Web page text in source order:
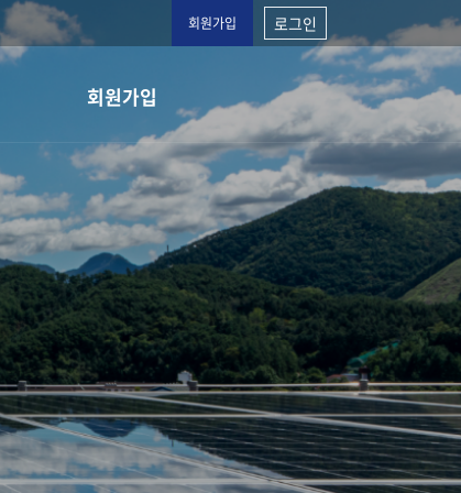
회원가입 로그인
회원가입